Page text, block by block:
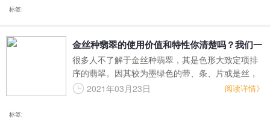
标签:
金丝种翡翠的使用价值和特性你清楚吗？我们一
起来解疑释惑！
很多人不了解于金丝种翡翠，其是色形大致定项排
序的翡翠。因其较为墨绿色的带、条、片或是丝，
是遍布在较浅色系位置中间被烘托得更为艳丽，整
2021年03月23日 阅读详情》
标签: